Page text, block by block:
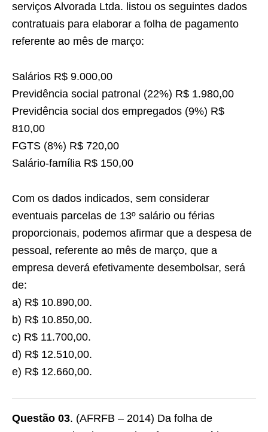
serviços Alvorada Ltda. listou os seguintes dados
contratuais para elaborar a folha de pagamento
referente ao mês de março:
Salários R$ 9.000,00
Previdência social patronal (22%) R$ 1.980,00
Previdência social dos empregados (9%) R$
810,00
FGTS (8%) R$ 720,00
Salário-família R$ 150,00
Com os dados indicados, sem considerar
eventuais parcelas de 13º salário ou férias
proporcionais, podemos afirmar que a despesa de
pessoal, referente ao mês de março, que a
empresa deverá efetivamente desembolsar, será
de:
a) R$ 10.890,00.
b) R$ 10.850,00.
c) R$ 11.700,00.
d) R$ 12.510,00.
e) R$ 12.660,00.
Questão 03. (AFRFB – 2014) Da folha de